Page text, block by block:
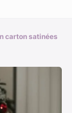
carton satinées